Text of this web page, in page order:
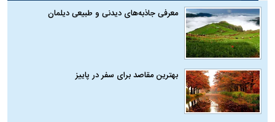
معرفی جاذبه‌های دیدنی و طبیعی دیلمان
بهترین مقاصد برای سفر در پاییز